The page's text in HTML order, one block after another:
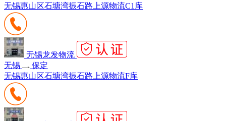
无锡惠山区石塘湾振石路上源物流C1库
无锡龙发物流
无锡
保定
无锡惠山区石塘湾振石路上源物流F库